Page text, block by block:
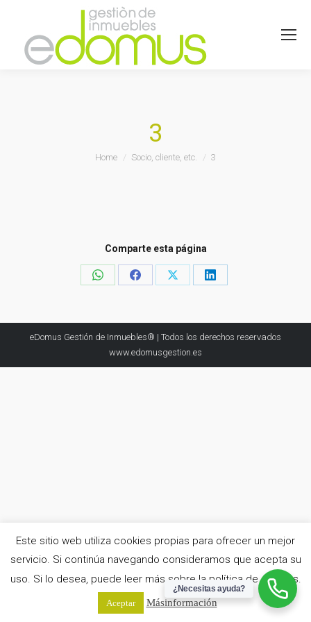
3
You are here:
Home Socio, cliente, etc. 3
Comparte esta página
Share
WhatsApp
Share
Facebook
Share
X
Share
LinkedIn
eDomus Gestión de Inmuebles® | Todos los derechos reservados
www.edomusgestion.es
Este sitio web utiliza cookies propias para ofrecer un mejor
servicio. Si continúa navegando consideramos que acepta su
uso. Si lo desea, puede leer más sobre la política de cookies.
Aceptar Más información
¿Necesitas ayuda?